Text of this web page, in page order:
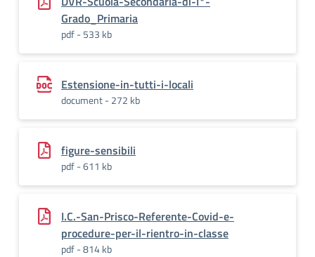
Grado_Primaria
pdf - 533 kb
Estensione-in-tutti-i-locali
document - 272 kb
figure-sensibili
pdf - 611 kb
I.C.-San-Prisco-Referente-Covid-e-
procedure-per-il-rientro-in-classe
pdf - 814 kb